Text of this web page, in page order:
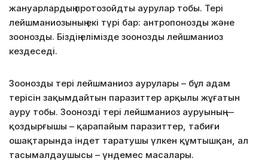
жануарлардың протозойдты аурулар тобы. Тері
лейшманиозының екі түрі бар: антропонозды және
зоонозды. Біздің елімізде зоонозды лейшманиоз
кездеседі.
Зоонозды тері лейшманиоз аурулары – бұл адам
терісін зақымдайтын паразиттер арқылы жұғатын
ауру тобы. Зоонозді тері лейшманиоз ауруының —
қоздырғышы – қарапайым паразиттер, табиғи
ошақтарында індет таратушы үлкен құмтышқан, ал
тасымалдаушысы – үндемес масалары.